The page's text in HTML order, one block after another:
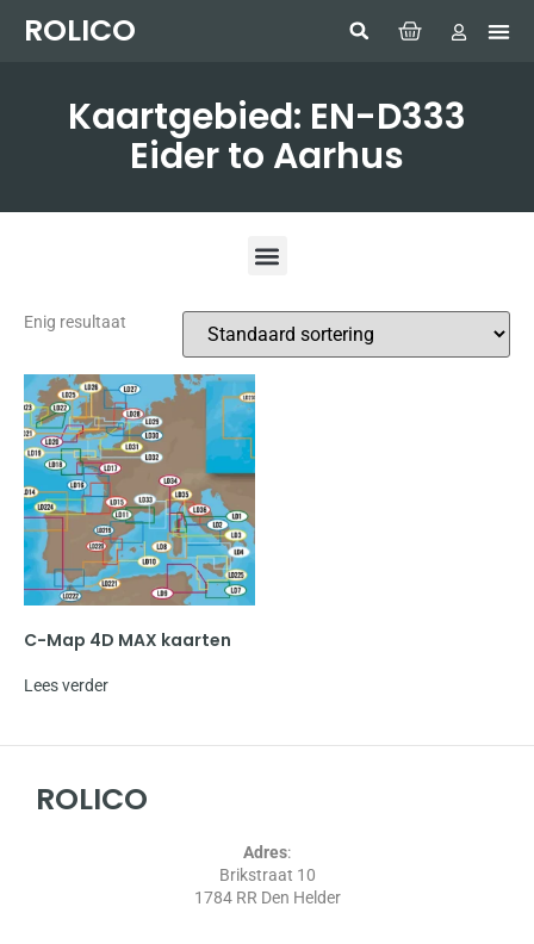
ROLICO
Kaartgebied: EN-D333
Eider to Aarhus
Enig resultaat
C-Map 4D MAX kaarten
Lees verder
ROLICO
Adres:
Brikstraat 10
1784 RR Den Helder